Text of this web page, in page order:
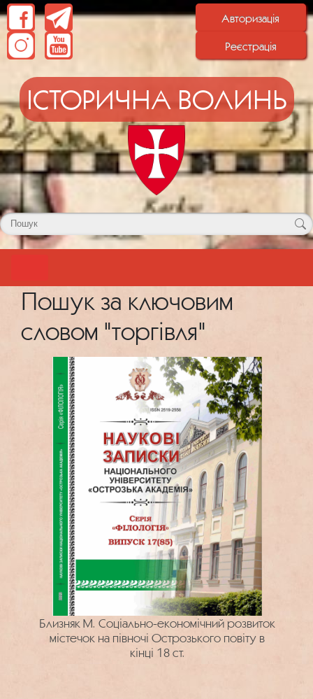
Авторизація
Реєстрація
ІСТОРИЧНА ВОЛИНЬ
Пошук за ключовим
словом "торгівля"
Близняк М. Соціально-економічний розвиток
містечок на півночі Острозького повіту в
кінці 18 ст.